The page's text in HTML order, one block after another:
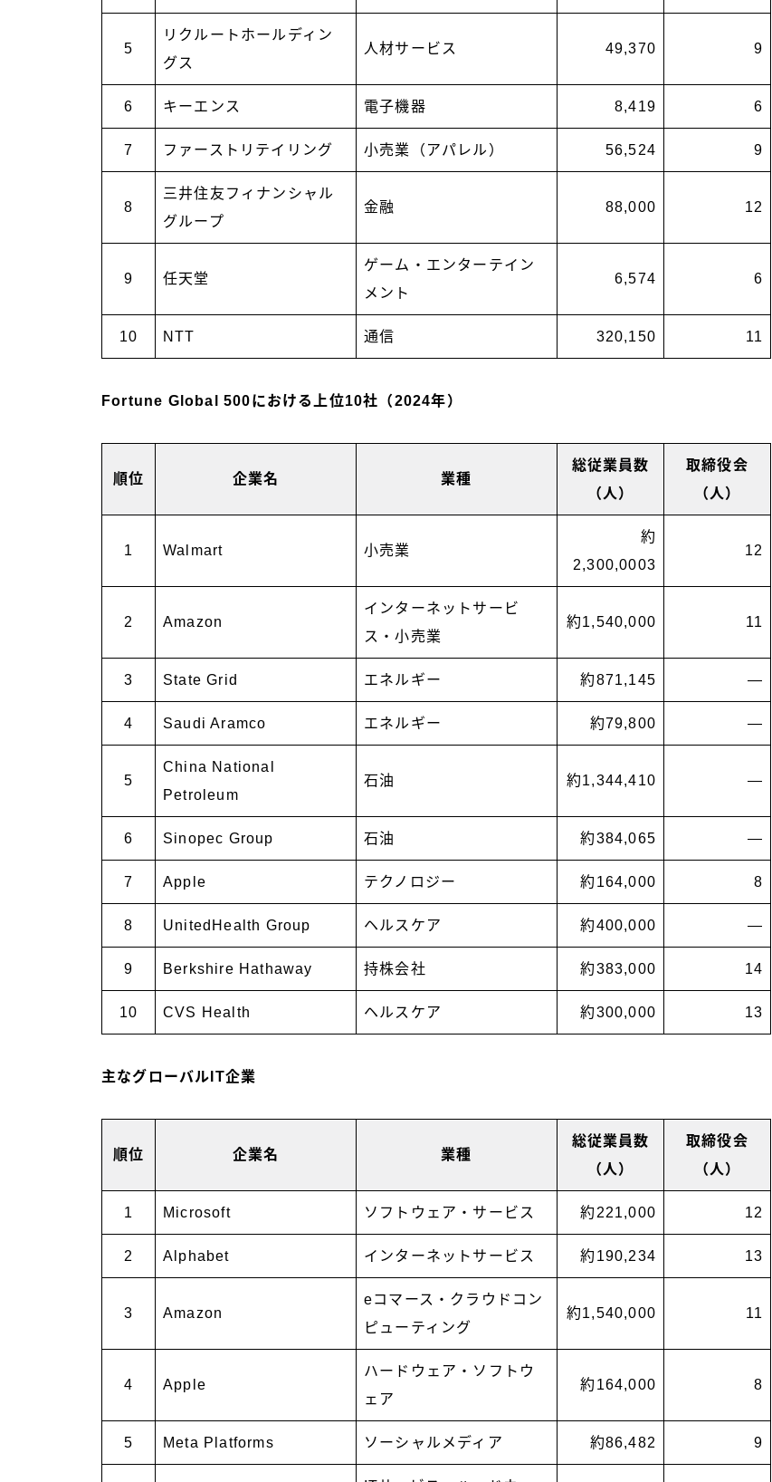
5
リクルートホールディン
グス
人材サービス 49,370 9
6 キーエンス 電子機器 8,419 6
7 ファーストリテイリング 小売業（アパレル） 56,524 9
8
三井住友フィナンシャル
グループ
金融 88,000 12
9 任天堂
ゲーム・エンターテイン
メント
6,574 6
10 NTT 通信 320,150 11
Fortune Global 500における上位10社（2024年）
順位 企業名 業種
総従業員数
（人）
取締役会
（人）
1 Walmart 小売業
約
2,300,0003
12
2 Amazon
インターネットサービ
ス・小売業
約1,540,000 11
3 State Grid エネルギー 約871,145 —
4 Saudi Aramco エネルギー 約79,800 —
5
China National
Petroleum
石油 約1,344,410 —
6 Sinopec Group 石油 約384,065 —
7 Apple テクノロジー 約164,000 8
8 UnitedHealth Group ヘルスケア 約400,000 —
9 Berkshire Hathaway 持株会社 約383,000 14
10 CVS Health ヘルスケア 約300,000 13
主なグローバルIT企業
順位 企業名 業種
総従業員数
（人）
取締役会
（人）
1 Microsoft ソフトウェア・サービス 約221,000 12
2 Alphabet インターネットサービス 約190,234 13
3 Amazon
eコマース・クラウドコン
ピューティング
約1,540,000 11
4 Apple
ハードウェア・ソフトウ
ェア
約164,000 8
5 Meta Platforms ソーシャルメディア 約86,482 9